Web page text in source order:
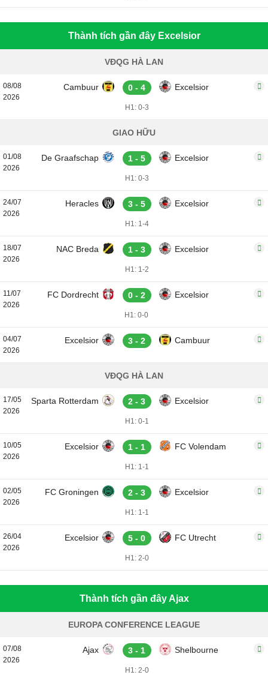
Thành tích gần đây Excelsior
VĐQG HÀ LAN
08/08
2026
Cambuur 0 - 4 Excelsior
H1: 0-3
GIAO HỮU
01/08
2026
De Graafschap 1 - 5 Excelsior
H1: 0-3
24/07
2026
Heracles 3 - 5 Excelsior
H1: 1-4
18/07
2026
NAC Breda 1 - 3 Excelsior
H1: 1-2
11/07
2026
FC Dordrecht 0 - 2 Excelsior
H1: 0-0
04/07
2026
Excelsior 3 - 2 Cambuur
VĐQG HÀ LAN
17/05
2026
Sparta Rotterdam 2 - 3 Excelsior
H1: 0-1
10/05
2026
Excelsior 1 - 1 FC Volendam
H1: 1-1
02/05
2026
FC Groningen 2 - 3 Excelsior
H1: 1-1
26/04
2026
Excelsior 5 - 0 FC Utrecht
H1: 2-0
Thành tích gần đây Ajax
EUROPA CONFERENCE LEAGUE
07/08
2026
Ajax 3 - 1 Shelbourne
H1: 2-0